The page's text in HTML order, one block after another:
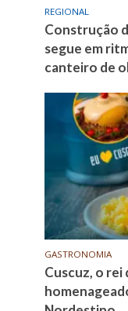
REGIONAL
Construção
segue em
canteiro de
GASTRONOMIA
Cuscuz, o rei